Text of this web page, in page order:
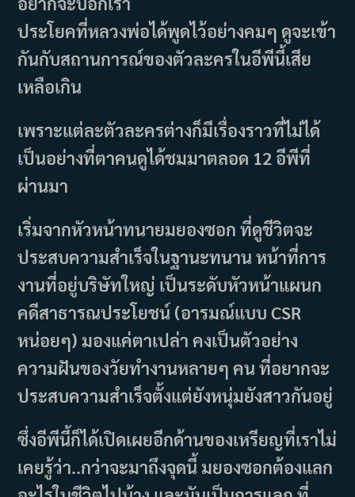
ประโยคที่หลวงพ่อได้พูดไว้อย่างคมๆ ดูจะเข้า
กันกับสถานการณ์ของตัวละครในอีพีนี้เสีย
เหลือเกิน
เพราะแต่ละตัวละครต่างก็มีเรื่องราวที่ไม่ได้
เป็นอย่างที่ตาคนดูได้ชมมาตลอด 12 อีพีที่
ผ่านมา
เริ่มจากหัวหน้าทนายมยองซอก ที่ดูชีวิตจะ
ประสบความสำเร็จในฐานะทนาน หน้าที่การ
งานที่อยู่บริษัทใหญ่ เป็นระดับหัวหน้าแผนก
คดีสาธารณประโยชน์ (อารมณ์แบบ CSR
หน่อยๆ) มองแค่ตาเปล่า คงเป็นตัวอย่าง
ความฝันของวัยทำงานหลายๆ คน ที่อยากจะ
ประสบความสำเร็จตั้งแต่ยังหนุ่มยังสาวกันอยู่
ซึ่งอีพีนี้ก็ได้เปิดเผยอีกด้านของเหรียญที่เราไม่
เคยรู้ว่า..กว่าจะมาถึงจุดนี้ มยองซอกต้องแลก